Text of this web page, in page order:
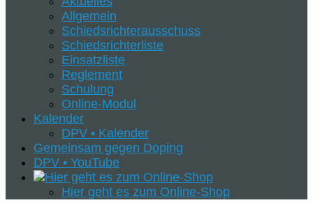
Allgemein
Schiedsrichterausschuss
Schiedsrichterliste
Einsatzliste
Reglement
Schulung
Online-Modul
Kalender
DPV • Kalender
Gemeinsam gegen Doping
DPV • YouTube
Hier geht es zum Online-Shop